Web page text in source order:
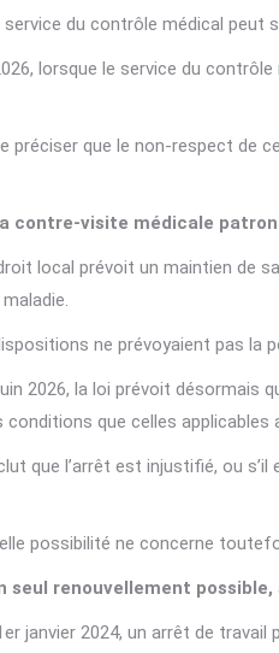
du contrôle médical peut
lorsque le service du
que le non-respect de
contre-visite médicale
local prévoit un maintien de
ne prévoyaient pas la
2026, la loi prévoit désormais
que celles
que l’arrêt est injustifié, ou
possibilité ne concerne
seul renouvellement
janvier 2024, un arrêt de